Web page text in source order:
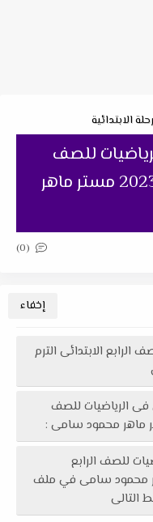
الابتدائية
للصف
الرابع الابتدائى الترم الاول 2023 مستر ماهر
(0)
الرابع الابتدائى الترم
فى الرياضيات للصف
للصف الرابع
2023 مستر ماهر محمود سامى في ملف